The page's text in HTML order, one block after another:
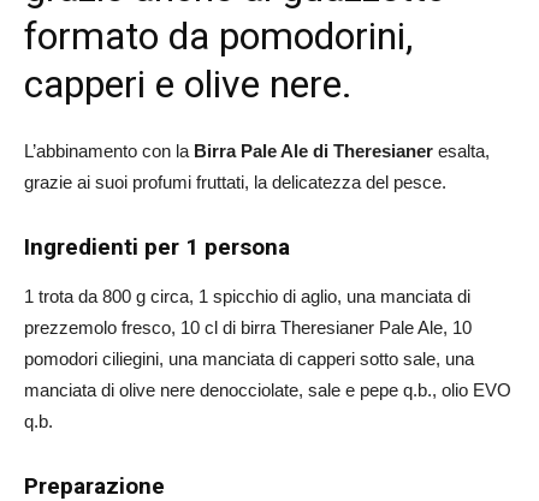
formato da pomodorini,
capperi e olive nere.
L’abbinamento con la Birra Pale Ale di Theresianer esalta,
grazie ai suoi profumi fruttati, la delicatezza del pesce.
Ingredienti per 1 persona
1 trota da 800 g circa, 1 spicchio di aglio, una manciata di
prezzemolo fresco, 10 cl di birra Theresianer Pale Ale, 10
pomodori ciliegini, una manciata di capperi sotto sale, una
manciata di olive nere denocciolate, sale e pepe q.b., olio EVO
q.b.
Preparazione